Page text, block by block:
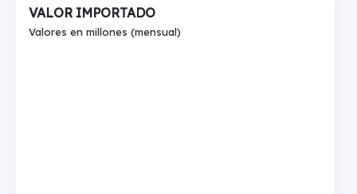
VALOR IMPORTADO
Valores en millones (mensual)